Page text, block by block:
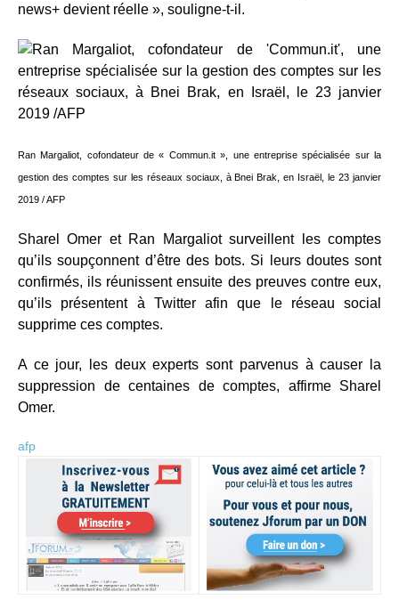
news+ devient réelle », souligne-t-il.
Ran Margaliot, cofondateur de « Commun.it », une entreprise spécialisée sur la
gestion des comptes sur les réseaux sociaux, à Bnei Brak, en Israël, le 23 janvier
2019 / AFP
Sharel Omer et Ran Margaliot surveillent les comptes
qu’ils soupçonnent d’être des bots. Si leurs doutes sont
confirmés, ils réunissent ensuite des preuves contre eux,
qu’ils présentent à Twitter afin que le réseau social
supprime ces comptes.
A ce jour, les deux experts sont parvenus à causer la
suppression de centaines de comptes, affirme Sharel
Omer.
afp